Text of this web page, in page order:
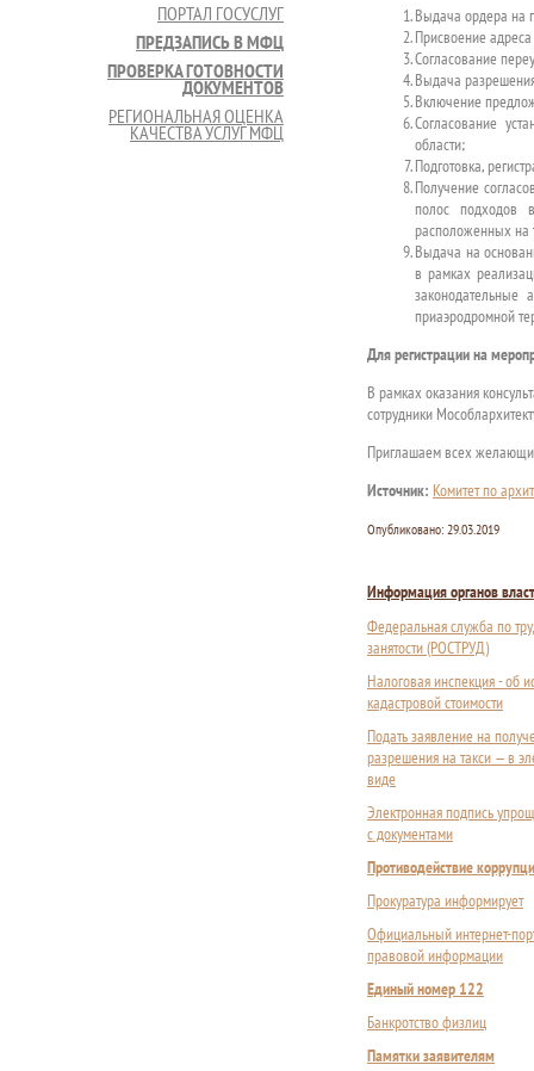
ПОРТАЛ ГОСУСЛУГ
ПРЕДЗАПИСЬ В МФЦ
ПРОВЕРКА ГОТОВНОСТИ
ДОКУМЕНТОВ
РЕГИОНАЛЬНАЯ ОЦЕНКА
КАЧЕСТВА УСЛУГ МФЦ
Выдача ордера на
Присвоение
Согласование
Выдача
Включение
Согласование
области;
Подготовка,
Получение
полос подходов
расположенных на
Выдача на
в рамках
законодательные
приаэродромной
Для регистрации на
В рамках оказания
сотрудники
Приглашаем всех
Источник: Комитет по
Опубликовано: 29.03.2019
Информация органов
Федеральная служба по
занятости (РОСТРУД)
Налоговая инспекция - об
кадастровой стоимости
Подать заявление на
разрешения на такси — в
виде
Электронная подпись
с документами
Противодействие
Прокуратура информирует
Официальный интернет-
правовой информации
Единый номер 122
Банкротство физлиц
Памятки заявителям